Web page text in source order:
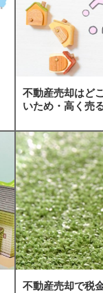
不動産売却はど
いため・高く売
不動産売却で税